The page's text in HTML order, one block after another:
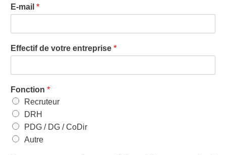
E-mail *
Effectif de votre entreprise *
Fonction *
Recruteur
DRH
PDG / DG / CoDir
Autre